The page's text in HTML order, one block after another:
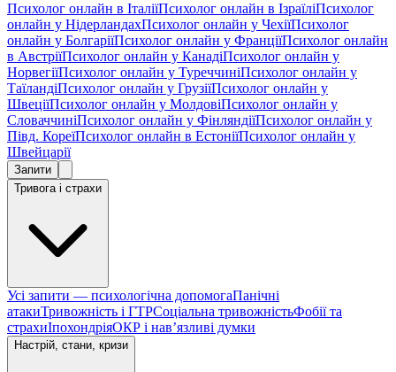
Психолог онлайн в ІталіїПсихолог онлайн в ІзраїліПсихолог
онлайн у НідерландахПсихолог онлайн у ЧехіїПсихолог
онлайн у БолгаріїПсихолог онлайн у ФранціїПсихолог онлайн
в АвстріїПсихолог онлайн у КанадіПсихолог онлайн у
НорвегіїПсихолог онлайн у ТуреччиніПсихолог онлайн у
ТаїландіПсихолог онлайн у ГрузіїПсихолог онлайн у
ШвеціїПсихолог онлайн у МолдовіПсихолог онлайн у
СловаччиніПсихолог онлайн у ФінляндіїПсихолог онлайн у
Півд. КореїПсихолог онлайн в ЕстоніїПсихолог онлайн у
Швейцарії
Запити
Тривога і страхи
Усі запити — психологічна допомогаПанічні
атакиТривожність і ГТРСоціальна тривожністьФобії та
страхиІпохондріяОКР і навʼязливі думки
Настрій, стани, кризи